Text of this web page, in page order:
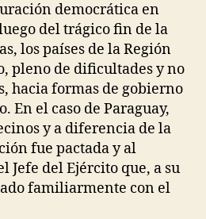
democrática en
del trágico fin de la
los países de la Región
pleno de dificultades y no
hacia formas de gobierno
En el caso de Paraguay,
y a diferencia de la
fue pactada y al
Jefe del Ejército que, a su
familiarmente con el